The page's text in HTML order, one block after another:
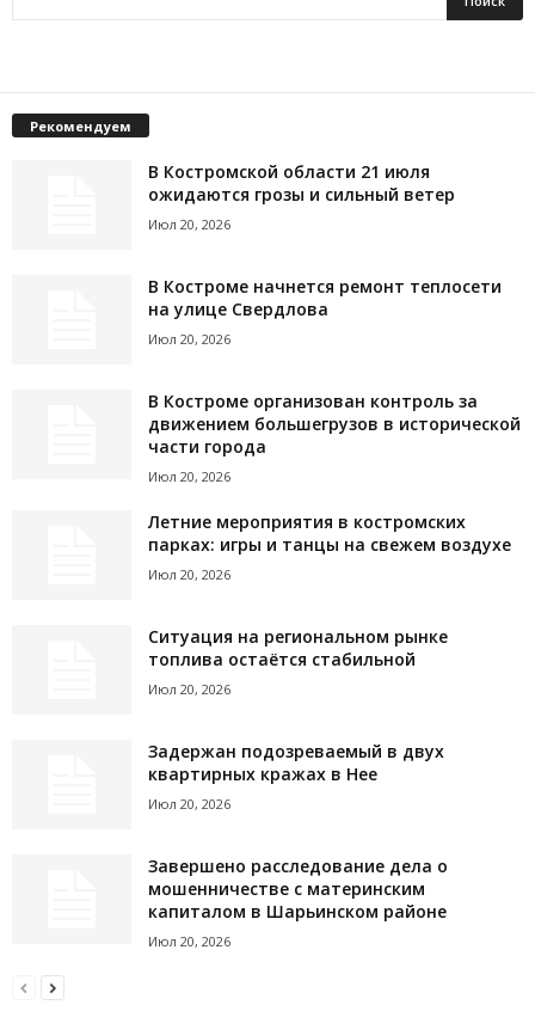
Рекомендуем
В Костромской области 21 июля
ожидаются грозы и сильный ветер
Июл 20, 2026
В Костроме начнется ремонт теплосети
на улице Свердлова
Июл 20, 2026
В Костроме организован контроль за
движением большегрузов в исторической
части города
Июл 20, 2026
Летние мероприятия в костромских
парках: игры и танцы на свежем воздухе
Июл 20, 2026
Ситуация на региональном рынке
топлива остаётся стабильной
Июл 20, 2026
Задержан подозреваемый в двух
квартирных кражах в Нее
Июл 20, 2026
Завершено расследование дела о
мошенничестве с материнским
капиталом в Шарьинском районе
Июл 20, 2026